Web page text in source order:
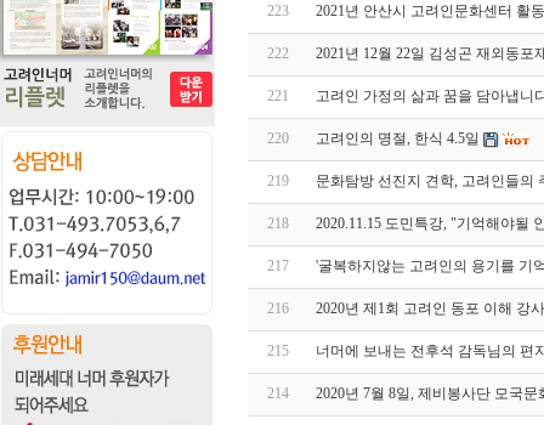
223 2021년 안산시 고려인문화센터 활
222 2021년 12월 22일 김성곤 재외동포
221 고려인 가정의 삶과 꿈을 담아냅니
220 고려인의 명절, 한식 4.5일
219 문화탐방 선진지 견학, 고려인들
218 2020.11.15 도민특강, "기억해야될
217 '굴복하지않는 고려인의 용기를 기
216 2020년 제1회 고려인 동포 이해 강
215 너머에 보내는 전후석 감독님의 편
214 2020년 7월 8일, 제비봉사단 모국문